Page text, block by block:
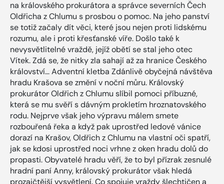
na královského prokurátora a správce severních Čech
Oldřicha z Chlumu s prosbou o pomoc. Na jeho panství
se totiž začaly dít věci, které jsou nejen proti lidskému
rozumu, ale i proti křesťanské víře. Došlo také k
nevysvětlitelné vraždě, jejíž obětí se stal jeho otec
Vítek. Zdá se, že nitky zla sahají až za hranice Českého
království… Adventní kletba Zdánlivě obyčejná návštěva
hradu Krašova se změní v noční můru. Královský
prokurátor Oldřich z Chlumu slíbil pomoci příbuzné,
která se mu svěří s dávným prokletím hroznatovského
rodu. Nejprve však jeho výpravu málem smete
rozbouřená řeka a když pak uprostřed ledové vánice
dorazí na Krašov, Oldřich z Chlumu na vlastní oči spatří,
jak se kdosi uprostřed noci vrhne z oken hradu dolů do
propasti. Obyvatelé hradu věří, že to byl přízrak zesnulé
hradní paní Anny, královský prokurátor však hledá
prozaičtější vysvětlení. Co spojuje vraždy šlechtičen a